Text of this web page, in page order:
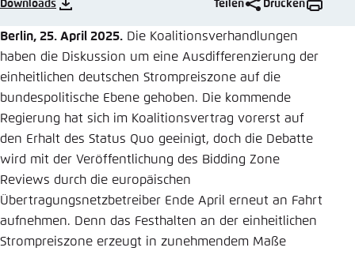
Downloads Teilen Drucken
Berlin, 25. April 2025. Die Koalitionsverhandlungen
haben die Diskussion um eine Ausdifferenzierung der
einheitlichen deutschen Strompreiszone auf die
bundespolitische Ebene gehoben. Die kommende
Regierung hat sich im Koalitionsvertrag vorerst auf
den Erhalt des Status Quo geeinigt, doch die Debatte
wird mit der Veröffentlichung des Bidding Zone
Reviews durch die europäischen
Übertragungsnetzbetreiber Ende April erneut an Fahrt
aufnehmen. Denn das Festhalten an der einheitlichen
Strompreiszone erzeugt in zunehmendem Maße
Einstellung für diese Webseite im Browser
speichern
Übernehmen